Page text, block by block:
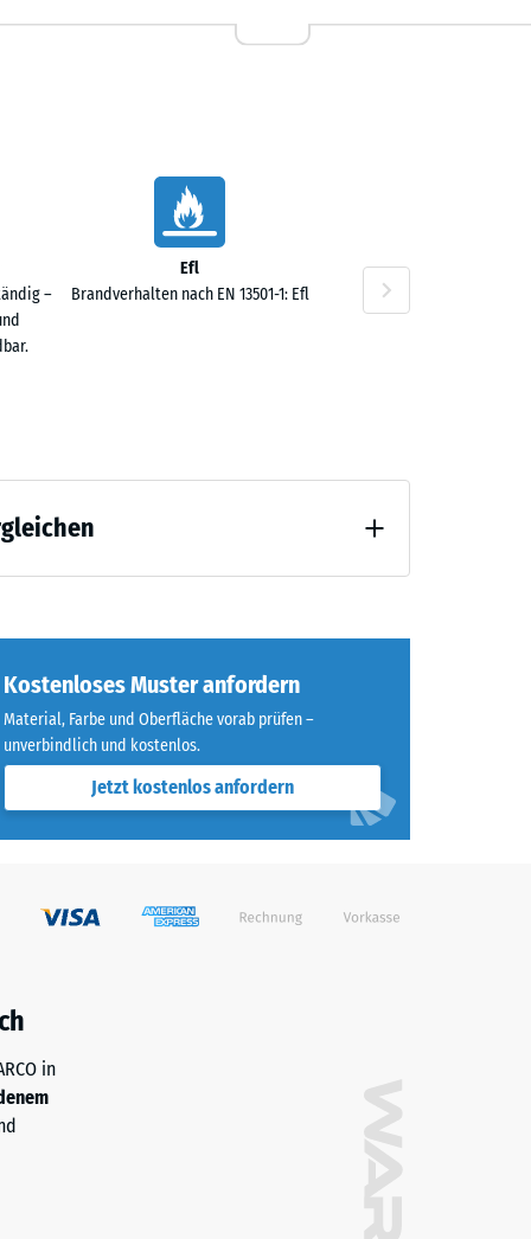
–
Efl
Brandverhalten nach EN 13501-1: Efl
(BS 7188)
Kostenloses Muster anfordern
Material, Farbe und Oberfläche vorab prüfen –
unverbindlich und kostenlos.
Jetzt kostenlos anfordern
in